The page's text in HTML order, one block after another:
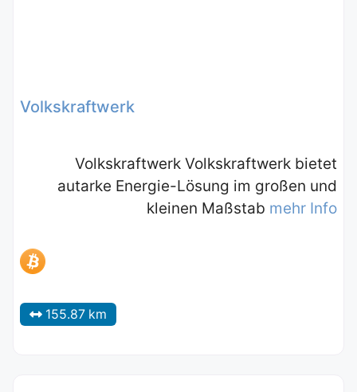
Volkskraftwerk
Volkskraftwerk Volkskraftwerk bietet
autarke Energie-Lösung im großen und
kleinen Maßstab mehr Info
155.87 km